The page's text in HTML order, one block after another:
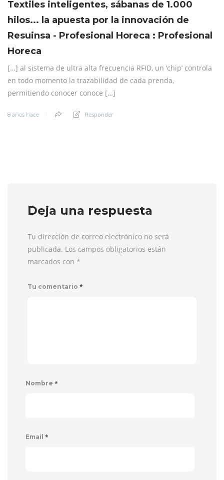
Textiles inteligentes, sábanas de 1.000
hilos... la apuesta por la innovación de
Resuinsa - Profesional Horeca : Profesional
Horeca
[…] al sistema de ultra alta frecuencia RFID, un ‘chip’ controla
en todo momento la trazabilidad de cada prenda,
permitiendo conocer conoce […]
8 años hace Responder
Deja una respuesta
Tu dirección de correo electrónico no será
publicada. Los campos obligatorios están
marcados con *
Tu comentario *
Nombre *
Email *